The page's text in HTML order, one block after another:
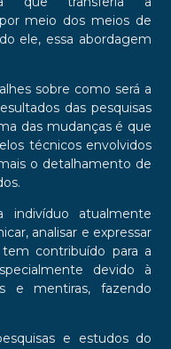
meio dos meios de
ele, essa abordagem
sobre como será a
das pesquisas
das mudanças é que
técnicos envolvidos
o detalhamento de
indivíduo atualmente
analisar e expressar
contribuído para a
devido à
e mentiras, fazendo
e estudos do